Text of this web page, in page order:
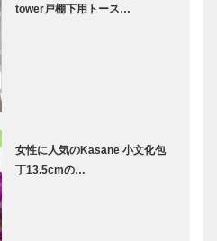
tower戸棚下用トース…
女性に人気のKasane 小文化包
丁13.5cmの…